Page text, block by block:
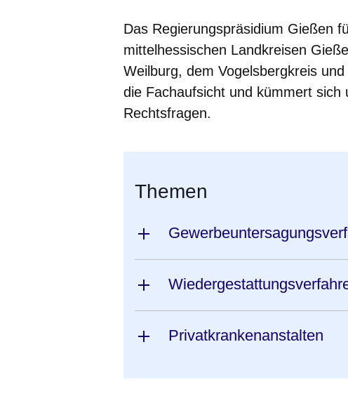
Das Regierungspräsidium Gießen
mittelhessischen Landkreisen
Weilburg, dem Vogelsbergkreis
die Fachaufsicht und kümmert sich
Rechtsfragen.
Themen
Privatkrankenanstalten